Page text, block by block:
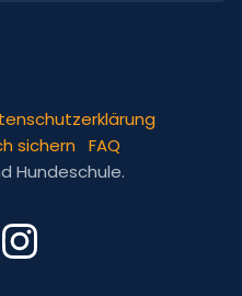
sichern
FAQ
Hundeschule.